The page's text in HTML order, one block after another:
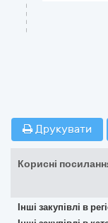
Друкувати
Корисні
Інші закупівлі в